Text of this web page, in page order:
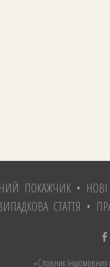
ПОКАЖЧИК • НОВІ
СТАТТЯ •
«Словник іншомовних